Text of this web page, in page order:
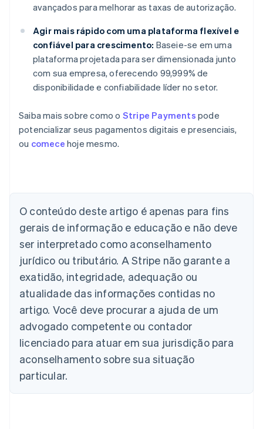
avançados para melhorar as taxas de autorização.
Agir mais rápido com uma plataforma flexível e
confiável para crescimento: Baseie-se em uma
plataforma projetada para ser dimensionada junto
com sua empresa, oferecendo 99,999% de
disponibilidade e confiabilidade líder no setor.
Saiba mais sobre como o Stripe Payments pode
potencializar seus pagamentos digitais e presenciais,
ou comece hoje mesmo.
O conteúdo deste artigo é apenas para fins
gerais de informação e educação e não deve
ser interpretado como aconselhamento
jurídico ou tributário. A Stripe não garante a
exatidão, integridade, adequação ou
atualidade das informações contidas no
artigo. Você deve procurar a ajuda de um
advogado competente ou contador
licenciado para atuar em sua jurisdição para
aconselhamento sobre sua situação
particular.
Austrália
Áustria
DeutschEnglish
Bélgica
English
Brasil
Português English
Bulgária
English
Canadá
English Français
China continental
简体中文 English
Chipre
Croácia